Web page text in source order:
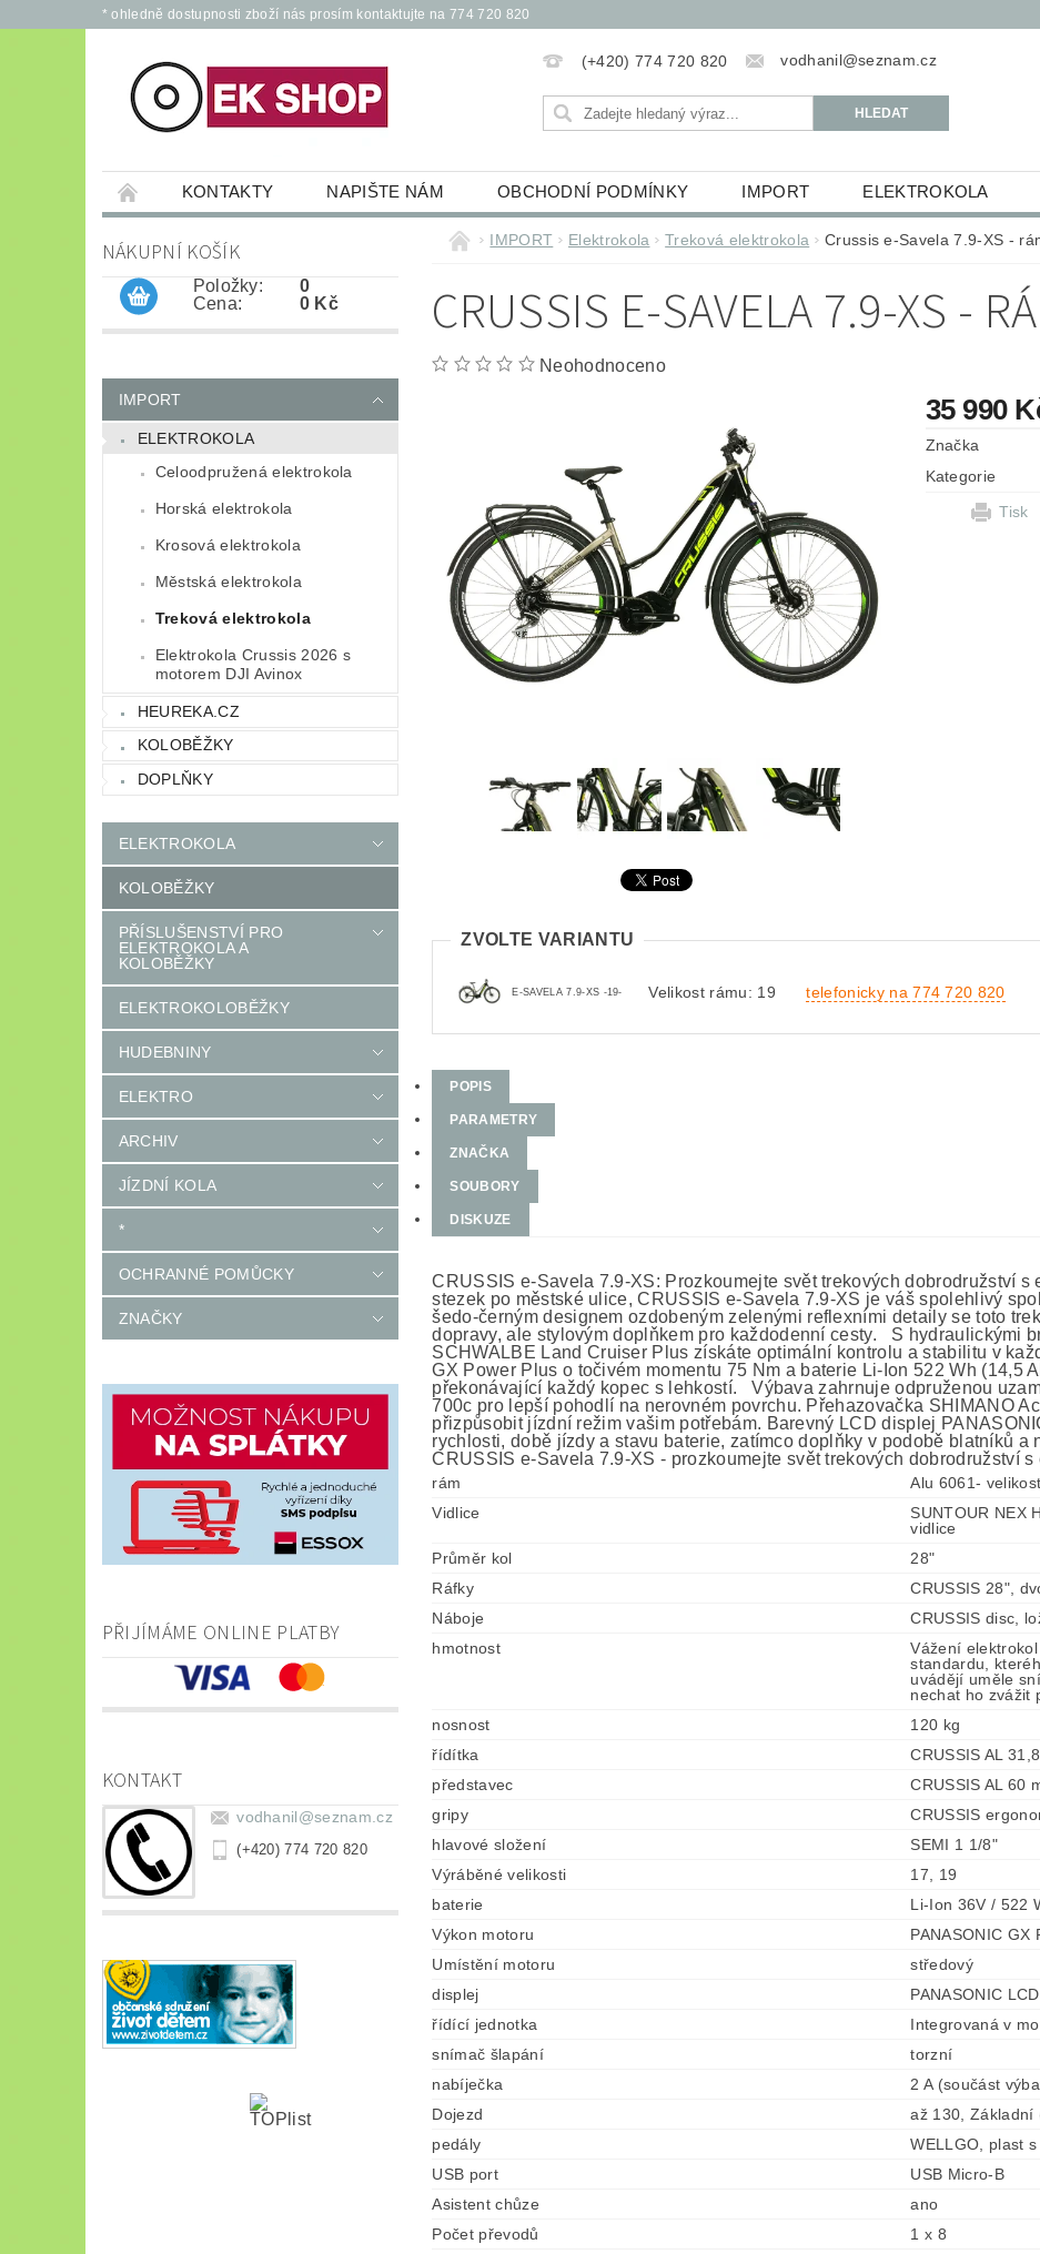
* ohledně dostupnosti zboží nás prosím kontaktujte na 774 720 820
(+420) 774 720 820 vodhanil@seznam.cz
KONTAKTY NAPIŠTE NÁM OBCHODNÍ PODMÍNKY IMPORT ELEKTROKOLA
PŘÍSLUŠENSTVÍ PRO ELEKTROKOLA A KOLOBĚŽKY ELEKTROKOLOBĚŽKY HUDEBNINY
JÍZDNÍ KOLA * OCHRANNÉ POMŮCKY
NÁKUPNÍ KOŠÍK
Položky:
Cena:
0
0 Kč
IMPORT
ELEKTROKOLA
Celoodpružená elektrokola
Horská elektrokola
Krosová elektrokola
Městská elektrokola
Treková elektrokola
Elektrokola Crussis 2026 s
motorem DJI Avinox
HEUREKA.CZ
KOLOBĚŽKY
DOPLŇKY
ELEKTROKOLA
KOLOBĚŽKY
PŘÍSLUŠENSTVÍ PRO
ELEKTROKOLA A
KOLOBĚŽKY
ELEKTROKOLOBĚŽKY
HUDEBNINY
ELEKTRO
ARCHIV
JÍZDNÍ KOLA
*
OCHRANNÉ POMŮCKY
ZNAČKY
PŘIJÍMÁME ONLINE PLATBY
KONTAKT
vodhanil@seznam.cz
(+420) 774 720 820
IMPORT Elektrokola Treková elektrokola Crussis e-Savela 7.9-XS -
CRUSSIS E-SAVELA 7.9-XS -
Neohodnoceno
35 990
Značka
Kategorie
Tisk
ZVOLTE VARIANTU
E-SAVELA 7.9-XS -19- Velikost rámu: 19 telefonicky na 774 720 820
POPIS
PARAMETRY
ZNAČKA
SOUBORY
DISKUZE
CRUSSIS e-Savela 7.9-XS: Prozkoumejte svět trekových dobrodružství
stezek po městské ulice, CRUSSIS e-Savela 7.9-XS je váš spolehlivý
šedo-černým designem ozdobeným zelenými reflexními detaily se toto
dopravy, ale stylovým doplňkem pro každodenní cesty. S hydraulickými
SCHWALBE Land Cruiser Plus získáte optimální kontrolu a stabilitu v
GX Power Plus o točivém momentu 75 Nm a baterie Li-Ion 522 Wh (14,5
překonávající každý kopec s lehkostí. Výbava zahrnuje odpruženou
700c pro lepší pohodlí na nerovném povrchu. Přehazovačka SHIMANO
přizpůsobit jízdní režim vašim potřebám. Barevný LCD displej
rychlosti, době jízdy a stavu baterie, zatímco doplňky v podobě blatníků
CRUSSIS e-Savela 7.9-XS - prozkoumejte svět trekových dobrodružství s
rám
Alu 6061-
Vidlice
SUNTOUR NEX
vidlice
Průměr kol
28"
Ráfky
CRUSSIS 28",
Náboje
CRUSSIS disc,
hmotnost
Vážení
standardu,
uvádějí uměle
nechat ho zvážit
nosnost
120 kg
řídítka
CRUSSIS AL
představec
CRUSSIS AL 60
gripy
CRUSSIS
hlavové složení
SEMI 1 1/8"
Výráběné velikosti
17, 19
baterie
Li-Ion 36V / 522
Výkon motoru
PANASONIC GX
Umístění motoru
středový
displej
PANASONIC
řídící jednotka
Integrovaná v
snímač šlapání
torzní
nabíječka
2 A (součást
Dojezd
až 130, Základní
pedály
WELLGO, plast
USB port
USB Micro-B
Asistent chůze
ano
Počet převodů
1 x 8